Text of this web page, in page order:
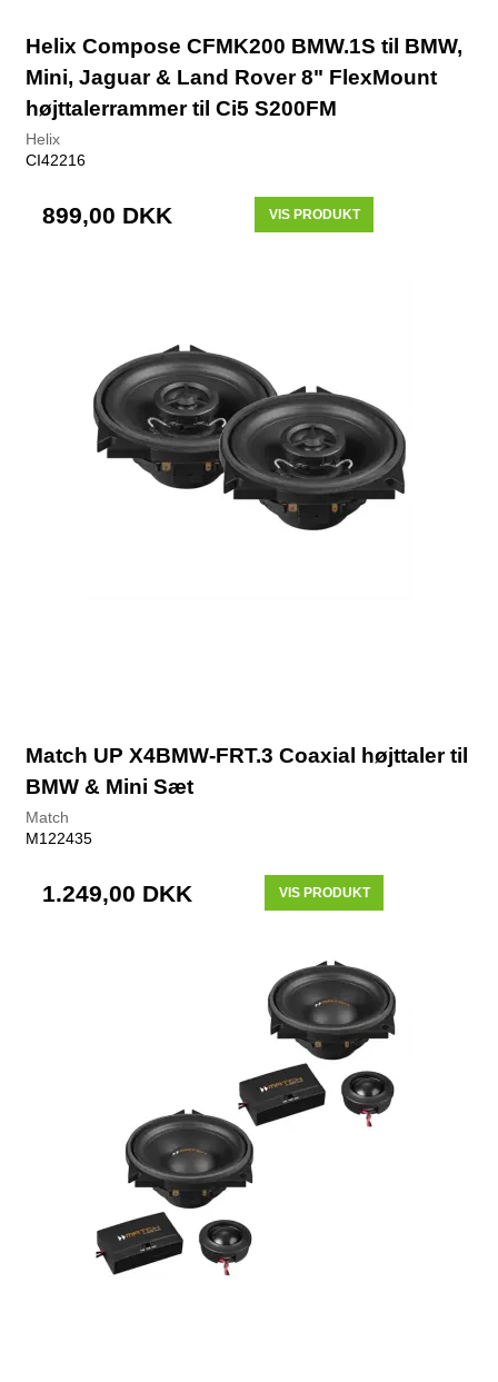
Helix Compose CFMK200 BMW.1S til BMW,
Mini, Jaguar & Land Rover 8" FlexMount
højttalerrammer til Ci5 S200FM
Helix
CI42216
899,00 DKK VIS PRODUKT
Match UP X4BMW-FRT.3 Coaxial højttaler til
BMW & Mini Sæt
Match
M122435
1.249,00 DKK VIS PRODUKT